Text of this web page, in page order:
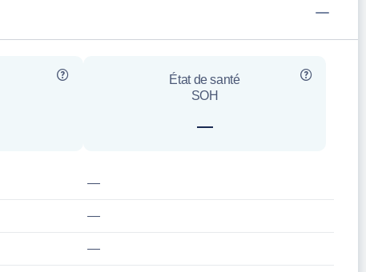
État de santé
SOH
—
—
—
—